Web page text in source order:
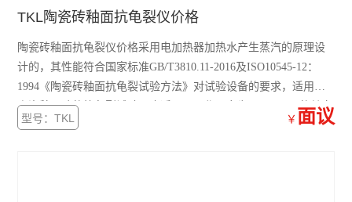
TKL陶瓷砖釉面抗龟裂仪价格
陶瓷砖釉面抗龟裂仪价格采用电加热器加热水产生蒸汽的原理设
计的，其性能符合国家标准GB/T3810.11-2016及ISO10545-12：
1994《陶瓷砖釉面抗龟裂试验方法》对试验设备的要求，适用于
陶瓷釉面砖的抗龟裂试验，也适用于工作压力为0－1.0MPa的其它
耐压试验。法兰采用快开式螺栓紧固，操作更方便。
型号：TKL ￥ 面议